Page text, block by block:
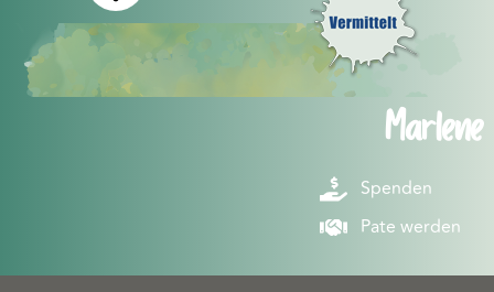
Marlene
Spenden
Pate werden